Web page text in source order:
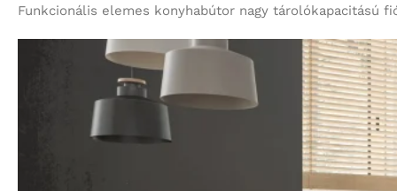
Funkcionális elemes konyhabútor nagy tárolókapacitású